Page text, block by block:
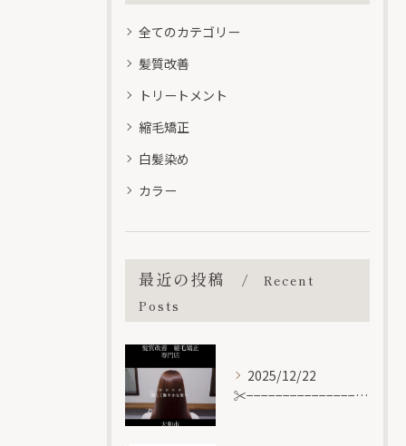
全てのカテゴリー
髪質改善
トリートメント
縮毛矯正
白髪染め
カラー
最近の投稿
Recent
Posts
2025/12/22
✂︎−−−−−−−−−−−−−−−−−−−−−−−−−−−−...